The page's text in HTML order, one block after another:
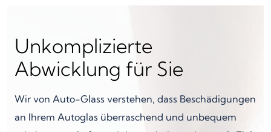
Unkomplizierte
Abwicklung für Sie
Wir von Auto-Glass verstehen, dass Beschädigungen
an Ihrem Autoglas überraschend und unbequem